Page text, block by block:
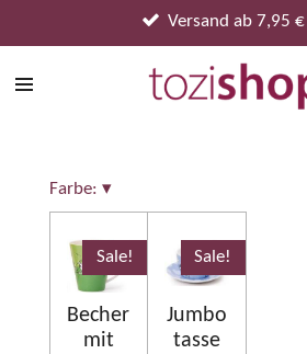
Hauptinhalt
springen
Versand ab 7,95 €
Farbe: ▾
Sale!
Becher
mit
Sale!
Jumbo
tasse